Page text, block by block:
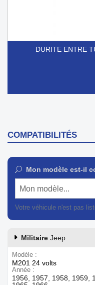
DURITE ENTRE
COMPATIBILITÉS
Mon modèle est-il
Mon modèle...
Votre véhicule n'est pas
Militaire Jeep
Modèle
M201 24 volts
Année
1956, 1957, 1958, 1959,